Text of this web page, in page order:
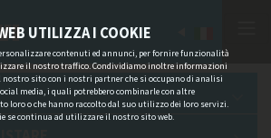
UTILIZZA I COOKIE
contenuti ed annunci, per fornire funzionalità
il nostro traffico. Condividiamo inoltre informazioni
sito con i nostri partner che si occupano di analisi
media, i quali potrebbero combinarle con altre
loro o che hanno raccolto dal suo utilizzo dei loro servizi.
se continua ad utilizzare il nostro sito web.
UTENSILI E